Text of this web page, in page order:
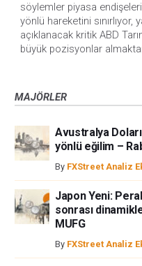
söylemler piyasa
yönlü hareketini sınırlıyor,
açıklanacak kritik ABD
büyük pozisyonlar
MAJÖRLER
Avustralya
yönlü eğilim –
By FXStreet Analiz
Japon Yeni:
sonrası
MUFG
By FXStreet Analiz